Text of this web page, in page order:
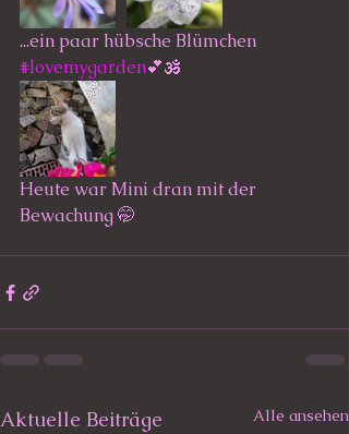
...ein paar hübsche Blümchen
#lovemygarden💕🕉️
Heute war Mini dran mit der
Bewachung 🤭
Aktuelle Beiträge Alle ansehen